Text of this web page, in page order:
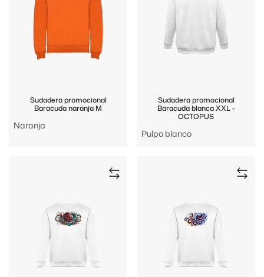
Sudadera promocional
Baracuda naranja M
Naranja
Sudadera promocional
Baracuda blanca XXL -
OCTOPUS
Pulpo blanco